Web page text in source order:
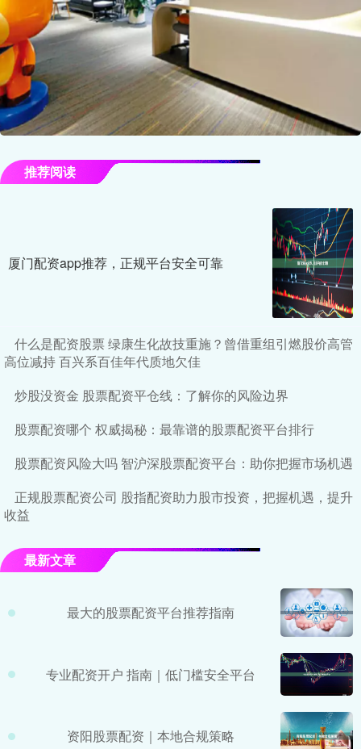
推荐阅读
厦门配资app推荐，正规平台安全可靠
什么是配资股票 绿康生化故技重施？曾借重组引燃股价高管
高位减持 百兴系百佳年代质地欠佳
炒股没资金 股票配资平仓线：了解你的风险边界
股票配资哪个 权威揭秘：最靠谱的股票配资平台排行
股票配资风险大吗 智沪深股票配资平台：助你把握市场机遇
正规股票配资公司 股指配资助力股市投资，把握机遇，提升
收益
最新文章
最大的股票配资平台推荐指南
专业配资开户 指南｜低门槛安全平台
资阳股票配资｜本地合规策略